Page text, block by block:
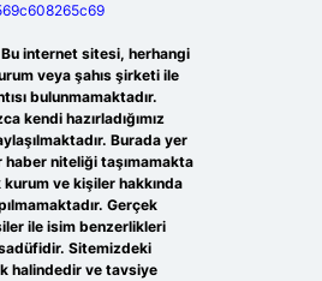
Bu internet sitesi, herhangi
veya şahıs şirketi ile
bulunmamaktadır.
kendi hazırladığımız
Burada yer
haber niteliği taşımamakta
ve kişiler hakkında
Gerçek
ile isim benzerlikleri
Sitemizdeki
halindedir ve tavsiye